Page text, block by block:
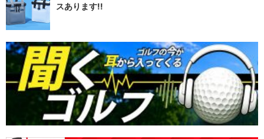
スあります!!